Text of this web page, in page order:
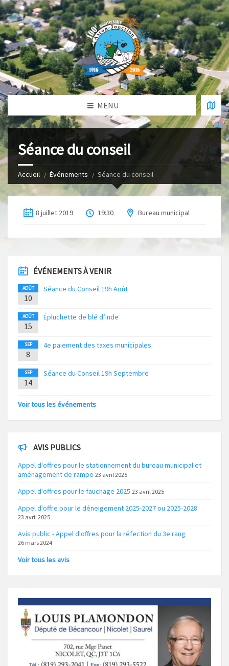
MENU
Séance du conseil
Accueil Événements Séance du conseil
8 juillet 2019 19:30 Bureau municipal
ÉVÉNEMENTS À VENIR
AOÛT
10
Séance du Conseil 19h Août
AOÛT
15
Épluchette de blé d’inde
SEP
8
4e paiement des taxes municipales
SEP
14
Séance du Conseil 19h Septembre
Voir tous les événements
AVIS PUBLICS
Appel d'offres pour le stationnement du bureau municipal et
aménagement de rampe 23 avril 2025
Appel d'offres pour le fauchage 2025 23 avril 2025
Appel d'offre pour le déneigement 2025-2027 ou 2025-2028
23 avril 2025
Avis public - Appel d'offres pour la réfection du 3e rang
26 mars 2024
Voir tous les avis